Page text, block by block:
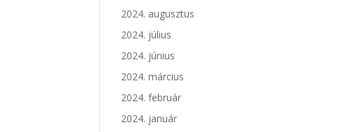
2024. augusztus
2024. július
2024. június
2024. március
2024. február
2024. január